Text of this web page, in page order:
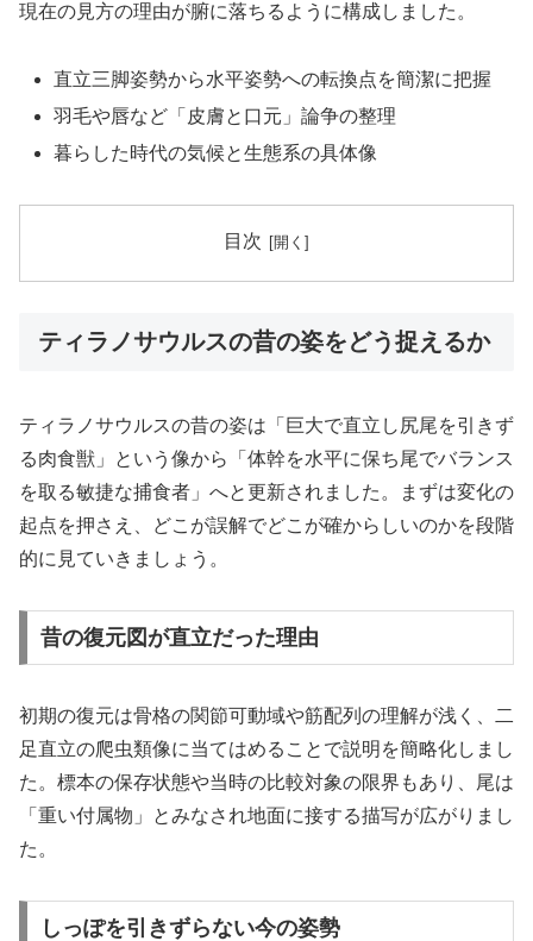
現在の見方の理由が腑に落ちるように構成しました。
直立三脚姿勢から水平姿勢への転換点を簡潔に把握
羽毛や唇など「皮膚と口元」論争の整理
暮らした時代の気候と生態系の具体像
目次
ティラノサウルスの昔の姿をどう捉えるか
ティラノサウルスの昔の姿は「巨大で直立し尻尾を引きず
る肉食獣」という像から「体幹を水平に保ち尾でバランス
を取る敏捷な捕食者」へと更新されました。まずは変化の
起点を押さえ、どこが誤解でどこが確からしいのかを段階
的に見ていきましょう。
昔の復元図が直立だった理由
初期の復元は骨格の関節可動域や筋配列の理解が浅く、二
足直立の爬虫類像に当てはめることで説明を簡略化しまし
た。標本の保存状態や当時の比較対象の限界もあり、尾は
「重い付属物」とみなされ地面に接する描写が広がりまし
た。
しっぽを引きずらない今の姿勢